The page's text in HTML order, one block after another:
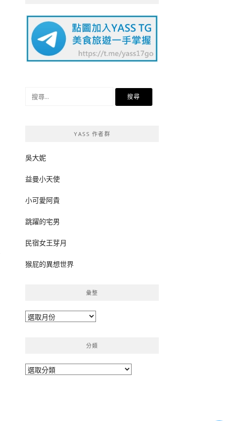
YASS 作者群
吳大妮
益曼小天使
小可愛阿貴
跳躍的宅男
民宿女王芽月
猴屁的異想世界
彙整
彙
分類
分